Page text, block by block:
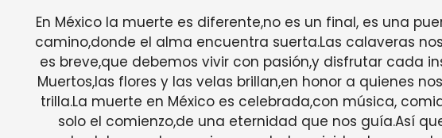
En México la muerte es diferente,no es un final, es una
camino,donde el alma encuentra suerta.Las calaveras
es breve,que debemos vivir con pasión,y disfrutar cada
Muertos,las flores y las velas brillan,en honor a quienes
trilla.La muerte en México es celebrada,con música,
solo el comienzo,de una eternidad que nos guía.Así